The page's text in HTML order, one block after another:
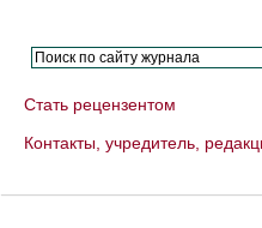
Стать рецензентом
Контакты, учредитель,